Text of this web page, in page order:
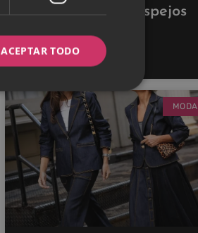
decoración con espejos
para ampliar tus
espacios
MODA
ACEPTAR TODO